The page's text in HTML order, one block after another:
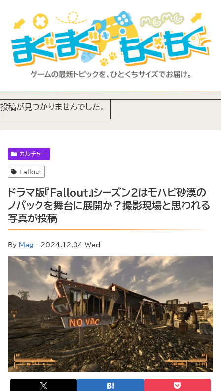
投稿が見つかりませんでした。
カルチャー
Fallout
ドラマ版『Fallout』シーズン2はモハビ砂漠の
ノバックを舞台に展開か？撮影現場と思われる
写真が投稿
By Mag - 2024.12.04 Wed